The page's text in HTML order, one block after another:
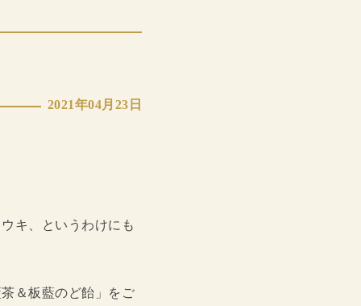
2021年04月23日
キ、というわけにも
＆板藍のど飴」をご